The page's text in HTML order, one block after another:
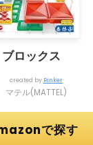
ブロックス
created by Rinker
マテル(MATTEL)